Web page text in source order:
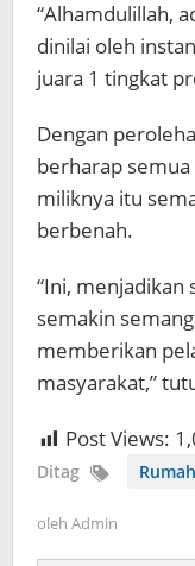
“Alhamdulillah,
dinilai oleh
juara 1 tingkat
Dengan
berharap
miliknya itu
berbenah.
“Ini, menjadikan
semakin
memberikan
masyarakat,”
Post Views:
Ditag
oleh Admin